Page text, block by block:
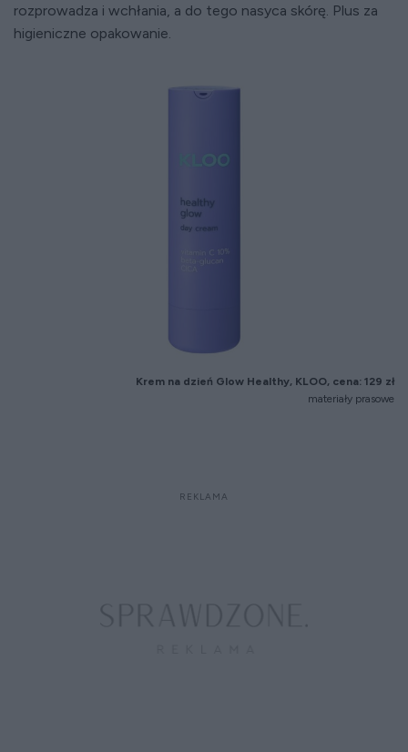
rozprowadza i wchłania, a do tego nasyca skórę. Plus za
higieniczne opakowanie.
Krem na dzień Glow Healthy, KLOO, cena: 129 zł
materiały prasowe